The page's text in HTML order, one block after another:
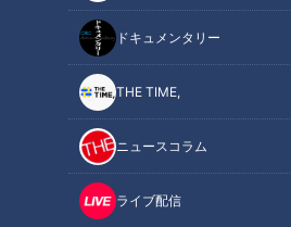
ドキュメンタリー
THE TIME,
ニュースコラム
ライブ配信
第１回は１９６６年（昭和４１年）
年）、与那嶺要そして近藤貞雄とい
である讀賣ジャイアンツを破った時
巨人の名将が名古屋へ
与那嶺の執念「打倒ジャイアンンツ